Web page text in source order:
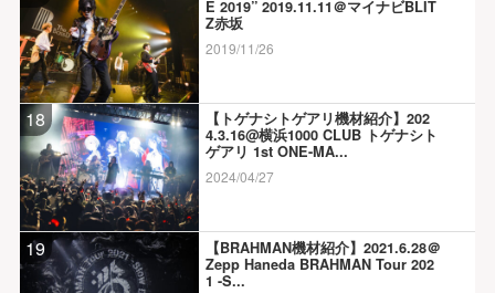
E 2019” 2019.11.11＠マイナビBLIT
Z赤坂
2019/11/26
18
【トゲナシトゲアリ機材紹介】202
4.3.16@横浜1000 CLUB トゲナシト
ゲアリ 1st ONE-MA...
2024/04/27
19
【BRAHMAN機材紹介】2021.6.28＠
Zepp Haneda BRAHMAN Tour 202
1 -S...